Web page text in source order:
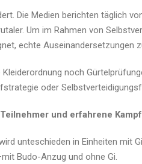
Die Medien berichten täglich
Um im Rahmen von
echte Auseinandersetzungen
Kleiderordnung noch
oder
und erfahrene
unteschieden in Einheiten mit
Budo-Anzug und ohne Gi.